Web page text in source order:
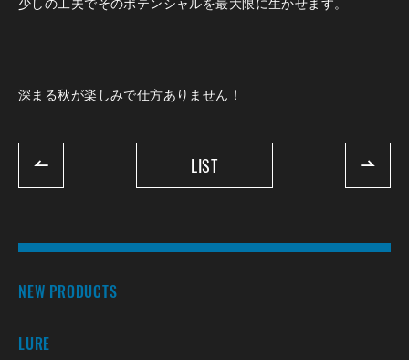
深まる秋が楽しみで仕方ありません！
LIST
NEW PRODUCTS
LURE